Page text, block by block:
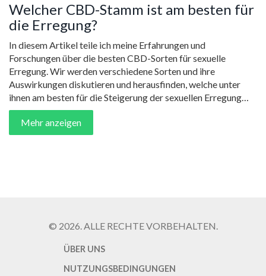
Welcher CBD-Stamm ist am besten für
die Erregung?
In diesem Artikel teile ich meine Erfahrungen und
Forschungen über die besten CBD-Sorten für sexuelle
Erregung. Wir werden verschiedene Sorten und ihre
Auswirkungen diskutieren und herausfinden, welche unter
ihnen am besten für die Steigerung der sexuellen Erregung
funktionieren. Als weibliche Bloggerin und Nutzerin von
CBD-Produkten, finde ich das spannend und ich freue mich
darauf, diese Erkenntnisse mit euch zu teilen. Taucht ein in die
Mehr anzeigen
© 2026. ALLE RECHTE VORBEHALTEN.
ÜBER UNS
NUTZUNGSBEDINGUNGEN